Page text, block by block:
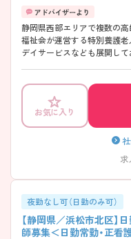
静岡県西部エリアで複数の
福祉会が運営する特別養護
デイサービスなども展開し
けでなく、食事や入浴介助
携わるため、一人ひとりと継
す。 ご興味をお持ちの方は
お気に入り
夜勤なし可（日勤のみ可）
【静岡県／浜松市北区
師募集＜日勤常勤・正看